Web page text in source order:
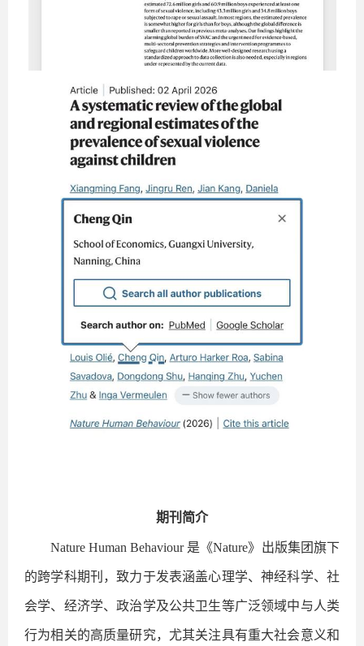
期刊简介
Nature Human Behaviour 是《Nature》出版集团旗下
的跨学科期刊，致力于发表涵盖心理学、神经科学、社
会学、经济学、政治学及公共卫生等广泛领域中与人类
行为相关的高质量研究，尤其关注具有重大社会意义和